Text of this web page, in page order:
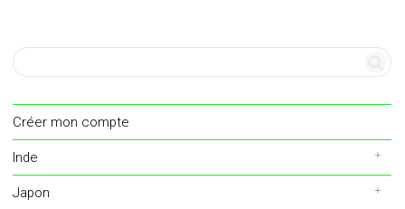
Créer mon compte
Inde
Japon